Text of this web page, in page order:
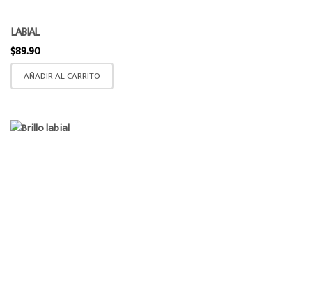
LABIAL
$89.90
AÑADIR AL CARRITO